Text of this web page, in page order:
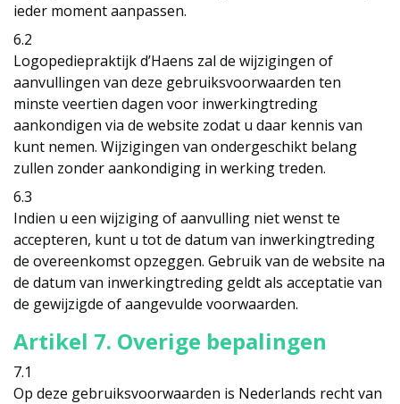
ieder moment aanpassen.
6.2
Logopediepraktijk d’Haens zal de wijzigingen of
aanvullingen van deze gebruiksvoorwaarden ten
minste veertien dagen voor inwerkingtreding
aankondigen via de website zodat u daar kennis van
kunt nemen. Wijzigingen van ondergeschikt belang
zullen zonder aankondiging in werking treden.
6.3
Indien u een wijziging of aanvulling niet wenst te
accepteren, kunt u tot de datum van inwerkingtreding
de overeenkomst opzeggen. Gebruik van de website na
de datum van inwerkingtreding geldt als acceptatie van
de gewijzigde of aangevulde voorwaarden.
Artikel 7. Overige bepalingen
7.1
Op deze gebruiksvoorwaarden is Nederlands recht van